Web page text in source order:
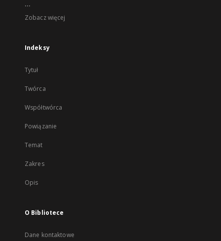
...
Zobacz więcej
Indeksy
Tytuł
Twórca
Współtwórca
Powiązanie
Temat
Zakres
Opis
O Bibliotece
Dane kontaktowe